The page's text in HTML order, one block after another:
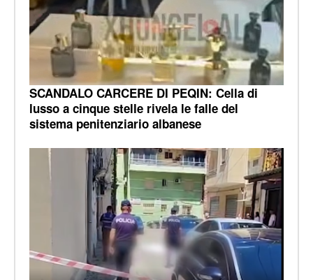
SCANDALO CARCERE DI PEQIN: Cella di
lusso a cinque stelle rivela le falle del
sistema penitenziario albanese